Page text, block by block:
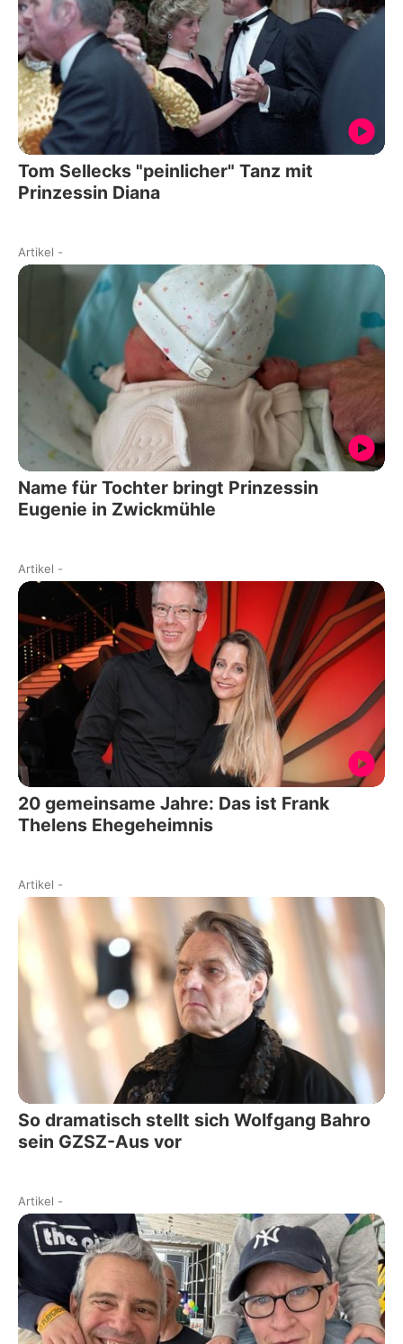
Tom Sellecks "peinlicher" Tanz mit
Prinzessin Diana
Artikel -
Name für Tochter bringt Prinzessin
Eugenie in Zwickmühle
Artikel -
20 gemeinsame Jahre: Das ist Frank
Thelens Ehegeheimnis
Artikel -
So dramatisch stellt sich Wolfgang Bahro
sein GZSZ-Aus vor
Artikel -